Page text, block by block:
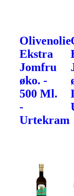
Olivenolie
Ekstra
Jomfru
øko. -
500 Ml.
-
Urtekram